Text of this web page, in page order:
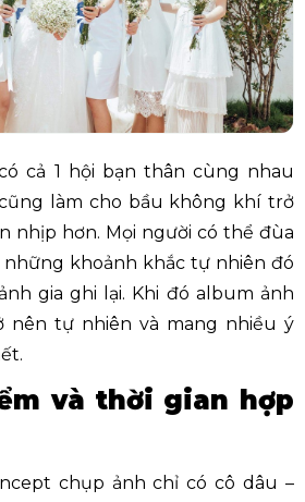
cả 1 hội bạn thân cùng nhau
làm cho bầu không khí trở
nhịp hơn. Mọi người có thể đùa
khoảnh khắc tự nhiên đó
gia ghi lại. Khi đó album ảnh
nên tự nhiên và mang nhiều ý
và thời gian hợp
chụp ảnh chỉ có cô dâu –